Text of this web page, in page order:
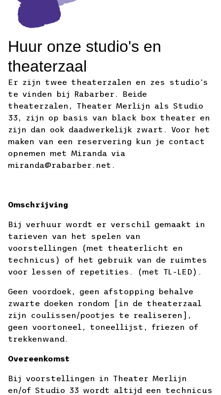
Huur onze studio's en
theaterzaal
Er zijn twee theaterzalen en zes studio’s
te vinden bij Rabarber. Beide
theaterzalen, Theater Merlijn als Studio
33, zijn op basis van black box theater en
zijn dan ook daadwerkelijk zwart. Voor het
maken van een reservering kun je contact
opnemen met Miranda via
miranda@rabarber.net.
Omschrijving
Bij verhuur wordt er verschil gemaakt in
tarieven van het spelen van
voorstellingen (met theaterlicht en
technicus) of het gebruik van de ruimtes
voor lessen of repetities. (met TL-LED).
Geen voordoek, geen afstopping behalve
zwarte doeken rondom [in de theaterzaal
zijn coulissen/pootjes te realiseren],
geen voortoneel, toneellijst, friezen of
trekkenwand.
Overeenkomst
Bij voorstellingen in Theater Merlijn
en/of Studio 33 wordt altijd een technicus